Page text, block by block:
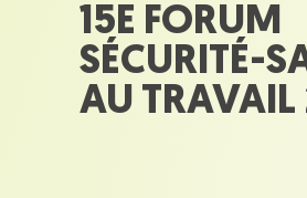
15E FORUM
SÉCURITÉ-
AU